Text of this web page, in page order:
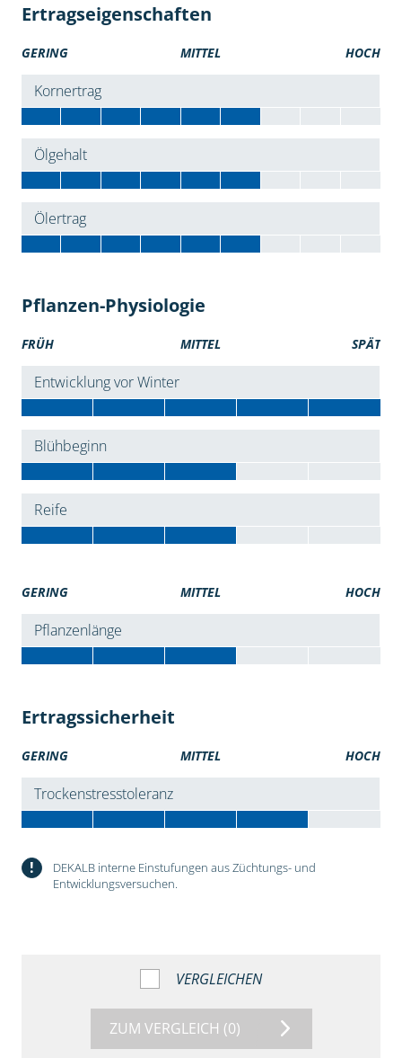
Ertragseigenschaften
GERING MITTEL HOCH
Kornertrag
Ölgehalt
Ölertrag
Pflanzen-Physiologie
FRÜH MITTEL SPÄT
Entwicklung vor Winter
Blühbeginn
Reife
GERING MITTEL HOCH
Pflanzenlänge
Ertragssicherheit
GERING MITTEL HOCH
Trockenstresstoleranz
!
DEKALB interne Einstufungen aus Züchtungs- und
Entwicklungsversuchen.
VERGLEICHEN
ZUM VERGLEICH (0)